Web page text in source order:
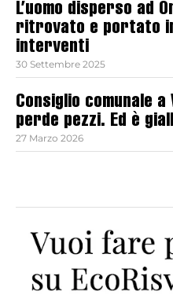
L’uomo disperso ad
ritrovato e portato
interventi
30 Settembre 2025
Consiglio comunale
perde pezzi. Ed è
27 Marzo 2026